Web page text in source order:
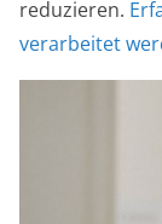
reduzieren.
verarbeitet